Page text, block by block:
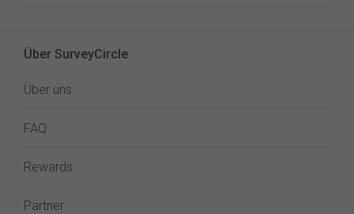
Über SurveyCircle
Über uns
FAQ
Rewards
Partner